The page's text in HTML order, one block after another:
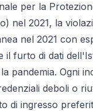
per la
nel 2021, la
nel 2021 con
il furto di dati
pandemia. Ogni
deboli o
di ingresso